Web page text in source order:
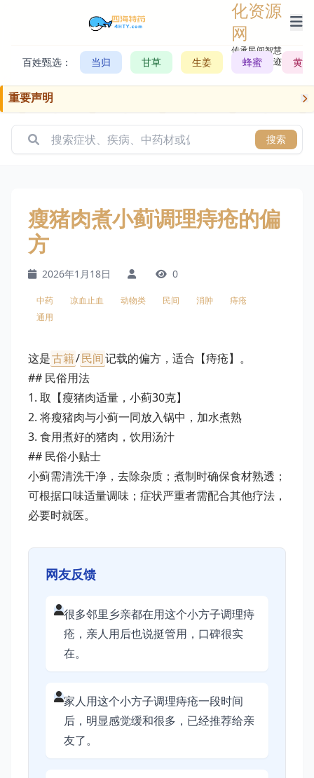
化资源
网
传承民间智慧，
记录历史轨迹
百姓甄选： 当归 甘草 生姜 蜂蜜 黄芪
重要声明
搜索
瘦猪肉煮小蓟调理痔疮的偏
方
2026年1月18日 0
中药 凉血止血 动物类 民间 消肿
痔疮
通用
这是古籍/民间记载的偏方，适合【痔疮】。
## 民俗用法
1. 取【瘦猪肉适量，小蓟30克】
2. 将瘦猪肉与小蓟一同放入锅中，加水煮熟
3. 食用煮好的猪肉，饮用汤汁
## 民俗小贴士
小蓟需清洗干净，去除杂质；煮制时确保食材熟透；
可根据口味适量调味；症状严重者需配合其他疗法，
必要时就医。
网友反馈
很多邻里乡亲都在用这个小方子调理痔
疮，亲人用后也说挺管用，口碑很实
在。
家人用这个小方子调理痔疮一段时间
后，明显感觉缓和很多，已经推荐给亲
友了。